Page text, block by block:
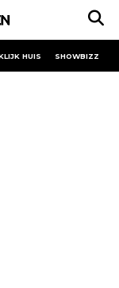
HUIS SHOWBIZZ